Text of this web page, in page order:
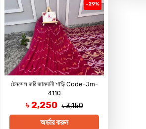
-29%
টেনসেল জরি জামদানী শাড়ি Code-Jm-
4110
৳ 2,250 ৳ 3,150
অর্ডার করুন